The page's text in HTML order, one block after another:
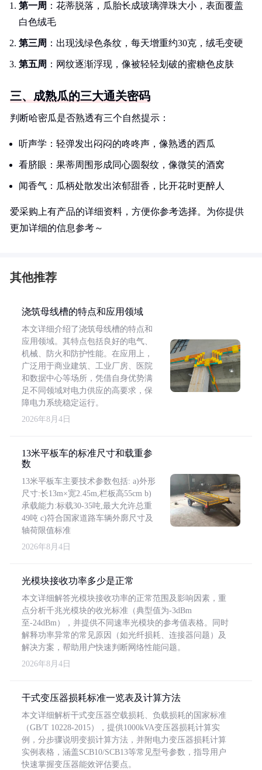
第一周 ：花蒂脱落，瓜胎长成玻璃弹珠大小，表面覆盖
白色绒毛
第三周 ：出现浅绿色条纹，每天增重约30克，绒毛变硬
第五周 ：网纹逐渐浮现，像被轻轻划破的蜜糖色皮肤
三、成熟瓜的三大通关密码
判断哈密瓜是否熟透有三个自然提示：
听声学：轻弹发出闷闷的咚咚声，像熟透的西瓜
看脐眼：果蒂周围形成同心圆裂纹，像微笑的酒窝
闻香气：瓜柄处散发出浓郁甜香，比开花时更醉人
爱采购上有产品的详细资料，方便你参考选择。为你提供
更加详细的信息参考～
其他推荐
浇筑母线槽的特点和应用领域
本文详细介绍了浇筑母线槽的特点和
应用领域。其特点包括良好的电气、
机械、防火和防护性能。在应用上，
广泛用于商业建筑、工业厂房、医院
和数据中心等场所，凭借自身优势满
足不同领域对电力供应的高要求，保
障电力系统稳定运行。
2026年8月4日
13米平板车的标准尺寸和载重参
数
13米平板车主要技术参数包括: a)外形
尺寸:长13m×宽2.45m,栏板高55cm b)
承载能力:标载30-35吨,最大允许总重
49吨 c)符合国家道路车辆外廓尺寸及
轴荷限值标准
2026年8月4日
光模块接收功率多少是正常
本文详细解答光模块接收功率的正常范围及影响因素，重
点分析千兆光模块的收光标准（典型值为-3dBm
至-24dBm），并提供不同速率光模块的参考值表格。同时
解释功率异常的常见原因（如光纤损耗、连接器问题）及
解决方案，帮助用户快速判断网络性能问题。
2026年8月4日
干式变压器损耗标准一览表及计算方法
本文详细解析干式变压器空载损耗、负载损耗的国家标准
（GB/T 10228-2015），提供1000kVA变压器损耗计算实
例，分步骤说明变损计算方法，并附电力变压器损耗计算
实例表格，涵盖SCB10/SCB13等常见型号参数，指导用户
快速掌握变压器能效评估要点。